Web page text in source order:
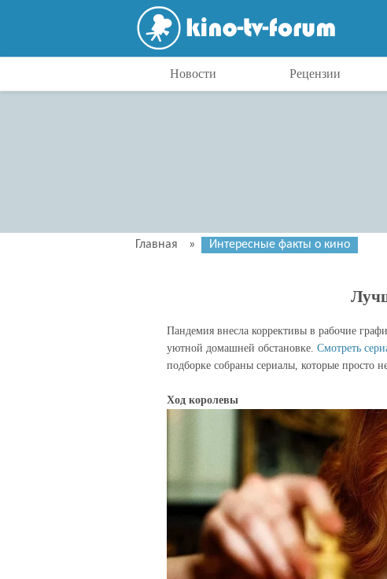
Новости Рецензии
Главная » Интересные факты о кино
Пандемия внесла коррективы в рабочие
уютной домашней обстановке. Смотреть
подборке собраны сериалы, которые просто
Ход королевы